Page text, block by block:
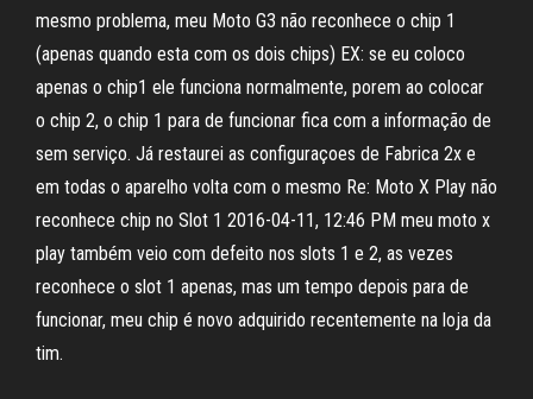
mesmo problema, meu Moto G3 não reconhece o chip 1
(apenas quando esta com os dois chips) EX: se eu coloco
apenas o chip1 ele funciona normalmente, porem ao colocar
o chip 2, o chip 1 para de funcionar fica com a informação de
sem serviço. Já restaurei as configuraçoes de Fabrica 2x e
em todas o aparelho volta com o mesmo Re: Moto X Play não
reconhece chip no Slot 1 2016-04-11, 12:46 PM meu moto x
play também veio com defeito nos slots 1 e 2, as vezes
reconhece o slot 1 apenas, mas um tempo depois para de
funcionar, meu chip é novo adquirido recentemente na loja da
tim.